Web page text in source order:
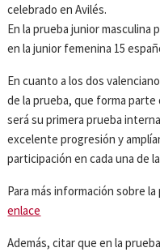
celebrado en Avilés.
En la prueba junior masculina
en la junior femenina 15
En cuanto a los dos
de la prueba, que forma parte
será su primera prueba
excelente progresión y
participación en cada una de
Para más información sobre
enlace
Además, citar que en la